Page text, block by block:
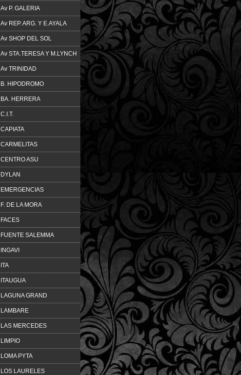
Av P. GALERIA
Av REP. ARG. Y E.AYALA
Av SHOP DEL SOL
Av STA.TERESA Y M.LYNCH
Av TRINIDAD
B. HIPODROMO
BA. HERRERA
C.I.T.
CAPIATA
CARMELITAS
CENTRO ASU
DYLAN
EMERGENCIAS
F. DE LA MORA
FACES
FUENTE SALEMMA
INGAVI
ITA
ITAUGUA
LAGUNA GRAND
LAMBARE
LAS MERCEDES
LIMPIO
LOMA PYTA
LOS LAURELES